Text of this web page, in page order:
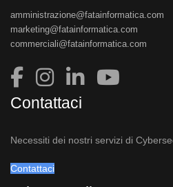
amministrazione@fatainformatica.com
marketing@fatainformatica.com
commerciali@fatainformatica.com
Contattaci
Necessiti dei nostri servizi di
Contattaci